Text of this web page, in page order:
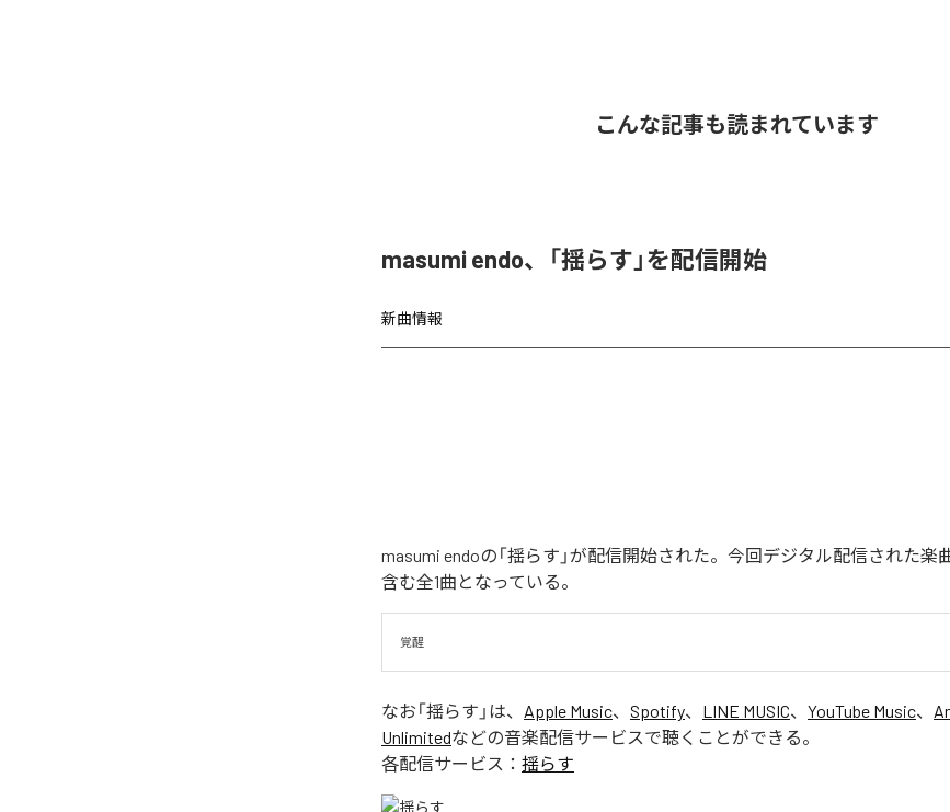
こんな記事も読まれています
masumi endo、「揺らす」を配信開始
新曲情報
masumi endoの「揺らす」が配信開始された。今回デジタル配信された楽
含む全1曲となっている。
覚醒
なお「揺らす 」は、 Apple Music、 Spotify、 LINE MUSIC、 YouTube Music、
Unlimitedなどの音楽配信サービスで聴くことができる。
各配信サービス： 揺らす